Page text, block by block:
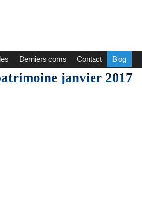
Derniers coms Contact Blog
janvier 2017